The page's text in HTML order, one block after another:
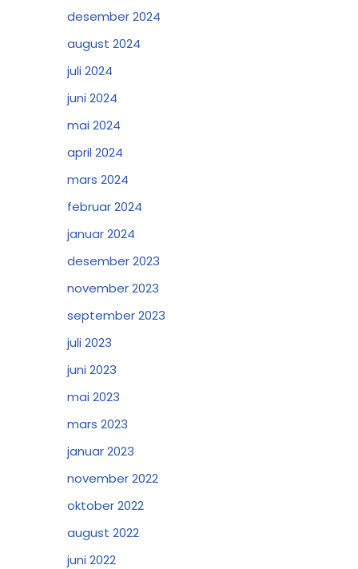
desember 2024
august 2024
juli 2024
juni 2024
mai 2024
april 2024
mars 2024
februar 2024
januar 2024
desember 2023
november 2023
september 2023
juli 2023
juni 2023
mai 2023
mars 2023
januar 2023
november 2022
oktober 2022
august 2022
juni 2022